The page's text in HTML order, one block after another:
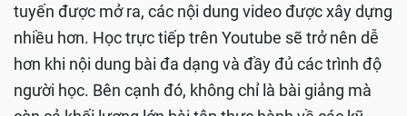
việc tự học tiếng Đức này vì giờ giấc linh hoạt và cực
kỳ thoải mái. Trong thời kỳ đại dịch đang diễn ra như
hiện nay, các nền tảng chia sẻ